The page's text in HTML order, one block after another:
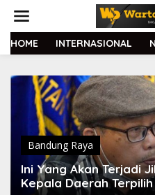
t
HOME INTERNASIONAL
Bandung Raya
Ini Yang Akan Terjadi
Kepala Daerah